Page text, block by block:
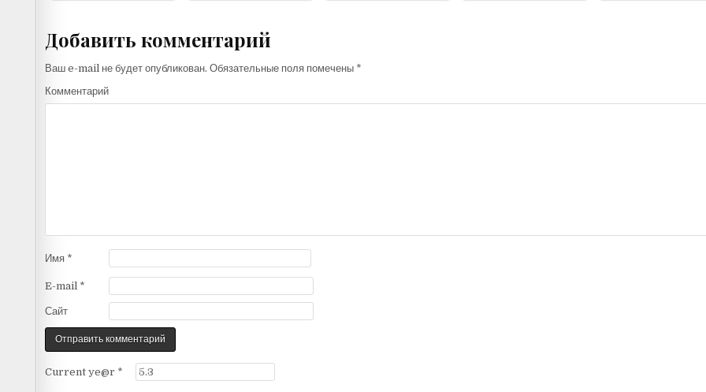
Добавить комментарий
Ваш e-mail не будет опубликован. Обязательные поля помечены *
Комментарий
Имя *
E-mail *
Сайт
Current ye@r *